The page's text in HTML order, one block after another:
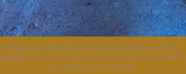
Resolução Alternativa de Litígios de Consumo (RAL):
CNIACC - Centro Nacional de Informação e Arbitragem
de Conflitos de Consumo